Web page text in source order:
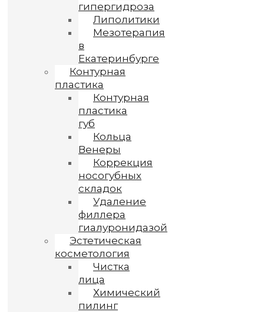
гипергидроза
Липолитики
Мезотерапия
в
Екатеринбурге
Контурная
пластика
Контурная
пластика
губ
Кольца
Венеры
Коррекция
носогубных
складок
Удаление
филлера
гиалуронидазой
Эстетическая
косметология
Чистка
лица
Химический
пилинг